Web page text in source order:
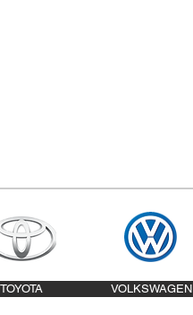
TOYOTA VOLKSWAGEN